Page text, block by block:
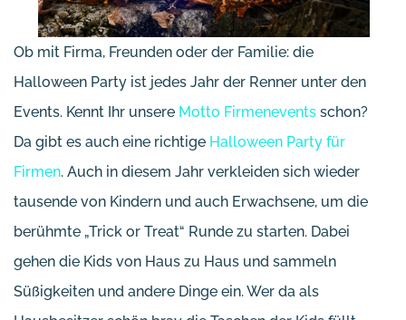
Ob mit Firma, Freunden oder der Familie: die
Halloween Party ist jedes Jahr der Renner unter den
Events. Kennt Ihr unsere Motto Firmenevents schon?
Da gibt es auch eine richtige Halloween Party für
Firmen. Auch in diesem Jahr verkleiden sich wieder
tausende von Kindern und auch Erwachsene, um die
berühmte „Trick or Treat“ Runde zu starten. Dabei
gehen die Kids von Haus zu Haus und sammeln
Süßigkeiten und andere Dinge ein. Wer da als